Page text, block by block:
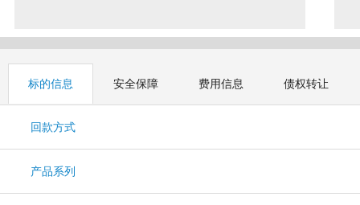
标的信息 安全保障 费用信息 债权转让
回款方式
产品系列